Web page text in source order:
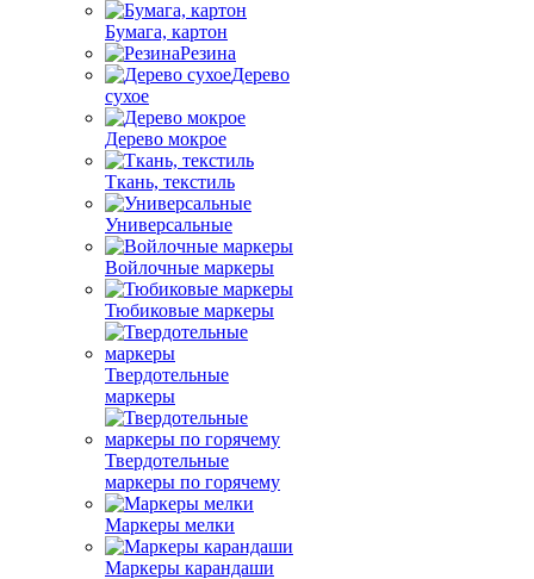
Бумага, картон
Резина
Дерево
сухое
Дерево мокрое
Ткань, текстиль
Универсальные
Войлочные маркеры
Тюбиковые маркеры
Твердотельные
маркеры
Твердотельные
маркеры по горячему
Маркеры мелки
Маркеры карандаши